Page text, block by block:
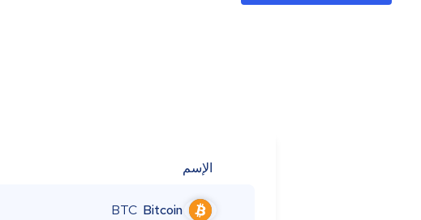
الإسم
Bitcoin
BTC